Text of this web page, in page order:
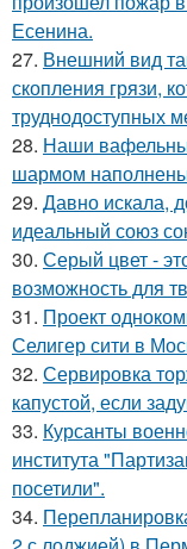
Есенина.
27. Внешний вид
скопления грязи,
труднодоступных
28. Наши
шармом
29. Давно искала,
идеальный союз
30. Серый цвет -
возможность для
31. Проект
Селигер сити в
32. Сервировка
капустой, если
33. Курсанты
института
посетили".
34.